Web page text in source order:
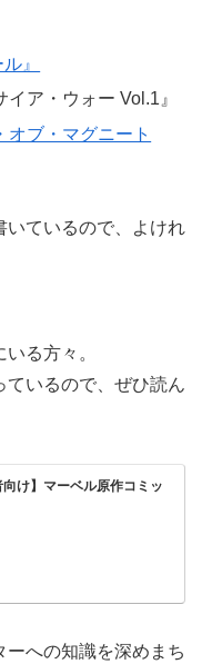
』
イア・ウォー Vol.1』
オブ・マグニート
いているので、よけれ
る方々。
ているので、ぜひ読ん
向け】マーベル原作コミッ
ーへの知識を深めまち